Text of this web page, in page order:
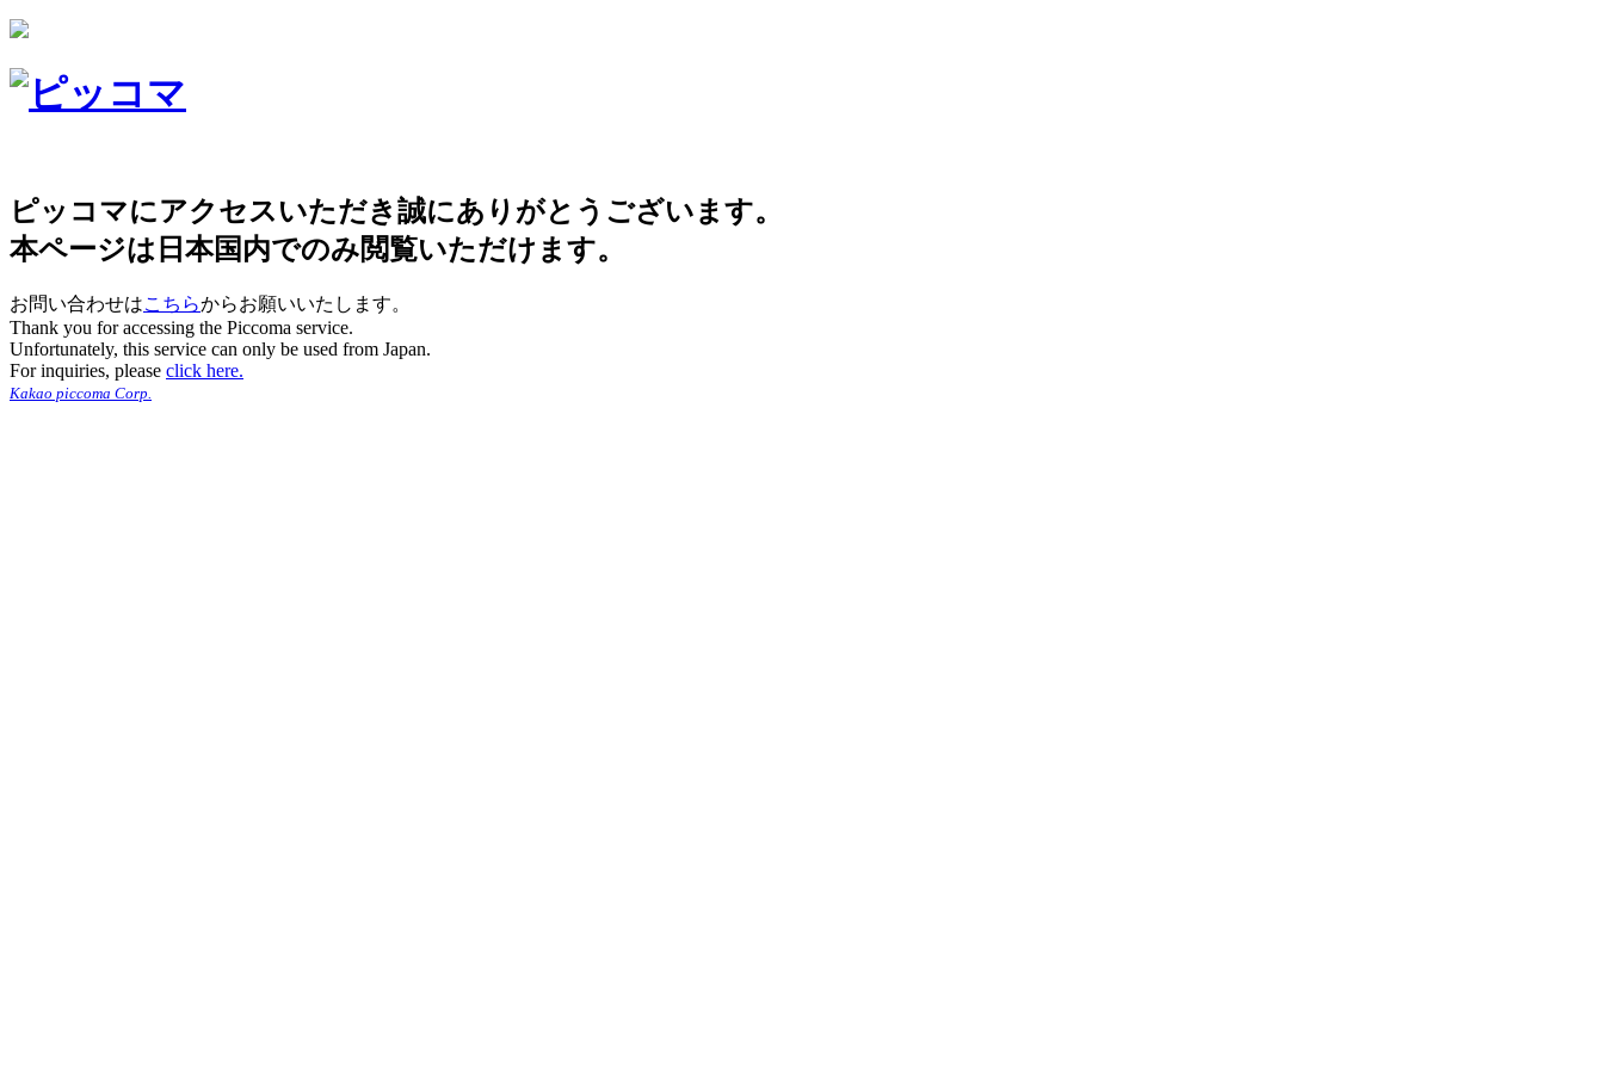
ピッコマにアクセスいただき誠にありがとうございます。
本ページは日本国内でのみ閲覧いただけます。
お問い合わせはこちらからお願いいたします。
Thank you for accessing the Piccoma service.
Unfortunately, this service can only be used from Japan.
For inquiries, please click here.
Kakao piccoma Corp.